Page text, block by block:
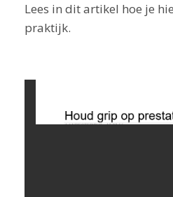
Lees in dit artikel hoe je
praktijk.